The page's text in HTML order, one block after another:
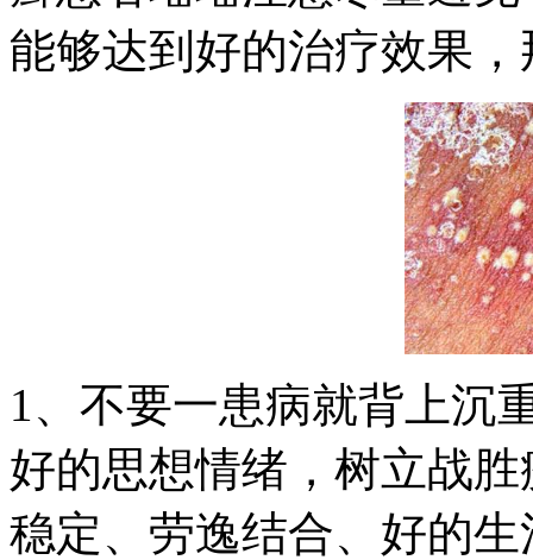
能够达到好的治疗效果
1、不要一患病就背上沉
好的思想情绪，树立战
稳定、劳逸结合、好的